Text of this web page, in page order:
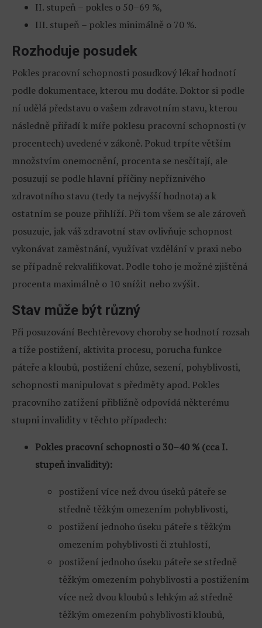
II. stupeň – pokles o 50–69 %,
III. stupeň – pokles minimálně o 70 %.
Rozhoduje posudek
Pokles pracovní schopnosti posudkový lékař hodnotí
podle dokumentace, kterou mu dodáte. Doktor si podle
ní udělá představu o vašem zdravotním stavu, kterou
následně přiřadí k míře poklesu pracovní schopnosti (v
procentech) uvedené v zákoně. Pokud trpíte větším
množstvím onemocnění, procenta se nesčítají, ale
posuzují se podle hlavní příčiny nepříznivého
zdravotního stavu (tedy ta nejvyšší hodnota) a k
ostatním se pouze přihlíží. Při tom všem se ale zároveň
posuzuje, jak váš zdravotní stav ovlivňuje schopnost
vykonávat zaměstnání, využívat vzdělání v praxi nebo
se případně rekvalifikovat. Podle toho je možné zjištěná
procenta maximálně o 10 snížit nebo zvýšit.
Stav může být různý
Při posuzování Bechtěrevovy choroby se hodnotí rozsah
a tíže postižení, aktivita procesu, porucha funkce
páteře a kloubů, postižení chůze, sezení, pohyblivosti,
schopnosti manipulovat s předměty apod. Pokles
pracovního zatížení přibližně odpovídá některému
stupni invalidity v těchto případech:
Pokles pracovní schopnosti o 30–40 % (cca I.
stupeň invalidity):
postižení více než dvou úseků páteře se
středně těžkým omezením pohyblivosti,
postižení jednoho úseku páteře s těžkým
omezením pohyblivosti či ztuhlostí,
postižení jednoho úseku páteře se středně
těžkým omezením pohyblivosti a postižením
více než dvou kloubů s lehkým až středně
těžkým omezením pohyblivosti kloubů,